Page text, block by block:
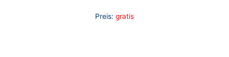
Preis: gratis